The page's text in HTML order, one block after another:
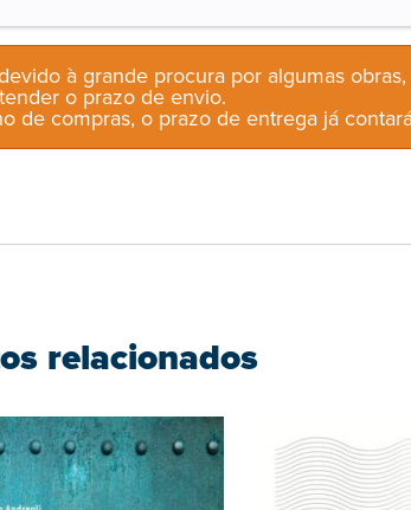
à grande procura por algumas
o prazo de envio.
de compras, o prazo de entrega já
relacionados